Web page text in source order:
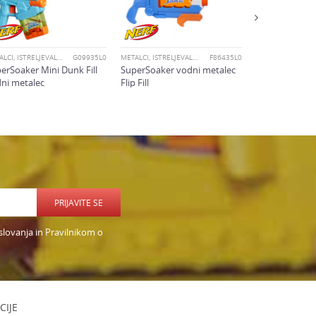
METALCI, ISTRELJEVALCI IN MEČI G09935L0
Mini Dunk Fill
metalec
METALCI, ISTRELJEVALCI IN MEČI F86435L0
SuperSoaker vodni metalec
Flip Fill
PRIJAVITE SE
in Pravilnikom o